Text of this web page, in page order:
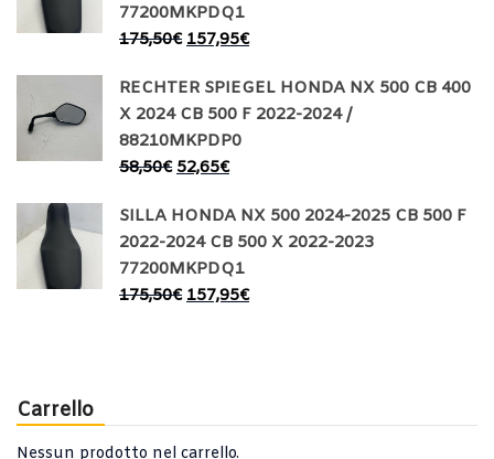
77200MKPDQ1
175,50€ 157,95€
RECHTER SPIEGEL HONDA NX 500 CB 400
X 2024 CB 500 F 2022-2024 /
88210MKPDP0
58,50€ 52,65€
SILLA HONDA NX 500 2024-2025 CB 500 F
2022-2024 CB 500 X 2022-2023
77200MKPDQ1
175,50€ 157,95€
Carrello
Nessun prodotto nel carrello.